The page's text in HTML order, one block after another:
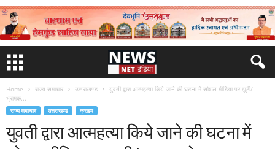
Home राज्य समाचार उत्तराखण्ड
युवती द्वारा आत्महत्या किये जाने की घटना में सोशल मीडिया पर झूठी/
भ्रामक...
राज्य समाचार उत्तराखण्ड क्राइम
युवती द्वारा आत्महत्या किये जाने की घटना में